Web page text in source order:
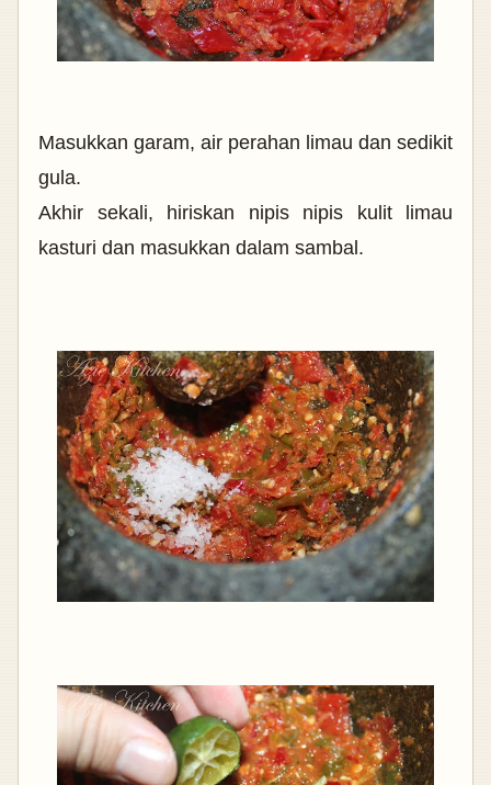
Masukkan garam, air perahan limau dan sedikit
gula.
Akhir sekali, hiriskan nipis nipis kulit limau
kasturi dan masukkan dalam sambal.